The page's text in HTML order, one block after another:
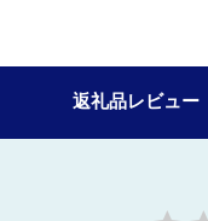
返礼品レビュー